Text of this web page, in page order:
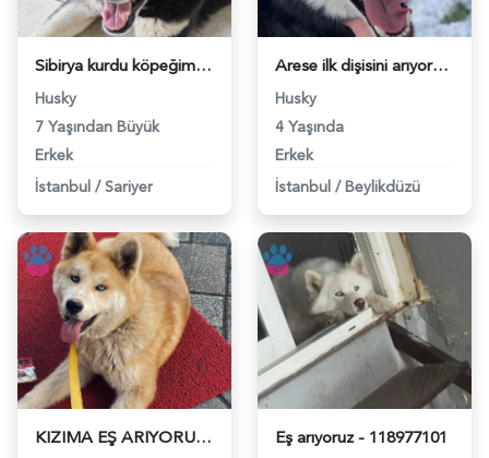
Sibirya kurdu köpeğime eş arıyorum. - 118979575
Husky
7 Yaşından Büyük
Erkek
İstanbul / Sariyer
Arese ilk dişisini arıyoruz!! - 118979514
Husky
4 Yaşında
Erkek
İstanbul / Beylikdüzü
KIZIMA EŞ ARIYORUM - 118978560 Eş arıyoruz - 118977101